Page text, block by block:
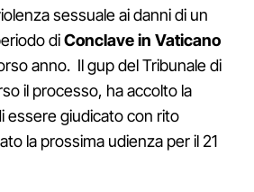
sessuale ai danni di un
diConclave in Vaticano
anno. Il gup del Tribunale di
il processo, ha accolto la
essere giudicato con rito
la prossima udienza per il 21